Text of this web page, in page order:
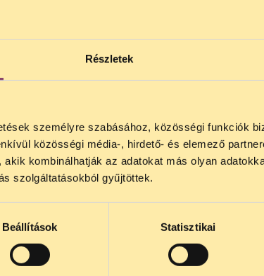
Részletek
személyre szabásához, közösségi funkciók
közösségi média-, hirdető- és elemező
kombinálhatják az adatokat más olyan
szolgáltatásokból gyűjtöttek.
Beállítások Statisztikai
SZÜNET!
hogy
telefonos jogsegélyünk
. Az első telefonos jogsegély
lesz
jogsegely@tasz.hu